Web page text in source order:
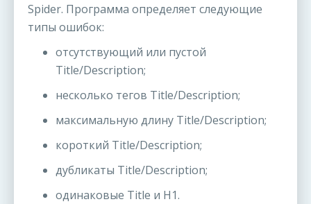
Spider. Программа определяет следующие
типы ошибок:
отсутствующий или пустой
Title/Description;
несколько тегов Title/Description;
максимальную длину Title/Description;
короткий Title/Description;
дубликаты Title/Description;
одинаковые Title и H1.